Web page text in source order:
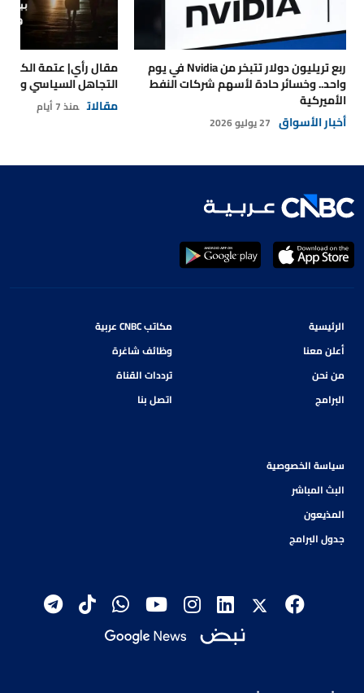
ربع تريليون دولار تتبخر من Nvidia في يوم
واحد.. وخسائر حادة لأسهم شركات النفط
الأميركية
أخبار الأسواق 27 يوليو 2026
مقال رأي| عتمة
التجاهل السياسي
مقالات منذ 7 أيام
الرئيسية
أعلن معنا
من نحن
البرامج
مكاتب CNBC عربية
وظائف شاغرة
ترددات القناة
اتصل بنا
سياسة الخصوصية
البث المباشر
المذيعون
جدول البرامج